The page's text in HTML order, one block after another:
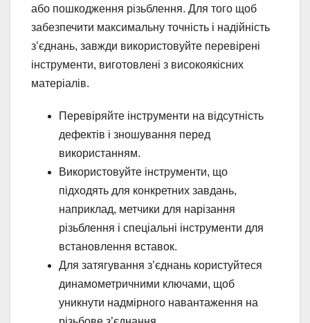
або пошкодження різьблення. Для того щоб
забезпечити максимальну точність і надійність
з’єднань, завжди використовуйте перевірені
інструменти, виготовлені з високоякісних
матеріалів.
Перевіряйте інструменти на відсутність
дефектів і зношування перед
використанням.
Використовуйте інструменти, що
підходять для конкретних завдань,
наприклад, метчики для нарізання
різьблення і спеціальні інструменти для
встановлення вставок.
Для затягування з’єднань користуйтеся
динамометричними ключами, щоб
уникнути надмірного навантаження на